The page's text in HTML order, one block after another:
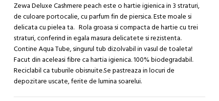
Zewa Deluxe Cashmere peach este o hartie igienica in 3 straturi,
de culoare portocalie, cu parfum fin de piersica. Este moale si
delicata cu pielea ta. Rola groasa si compacta de hartie cu trei
straturi, conferind in egala masura delicatete si rezistenta.
Contine Aqua Tube, singurul tub dizolvabil in vasul de toaleta!
Facut din aceleasi fibre ca hartia igienica. 100% biodegradabil.
Reciclabil ca tuburile obisnuite.Se pastreaza in locuri de
depozitare uscate, ferite de lumina soarelui.